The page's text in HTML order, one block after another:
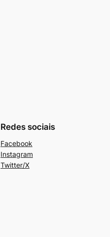
Redes sociais
Facebook
Instagram
Twitter/X